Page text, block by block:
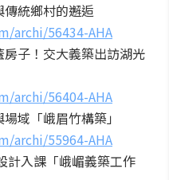
統鄉村的邂逅
archi/56434-AHA
子！交大義築出訪湖光
archi/56404-AHA
域「峨眉竹構築」
archi/55964-AHA
入課「峨嵋義築工作